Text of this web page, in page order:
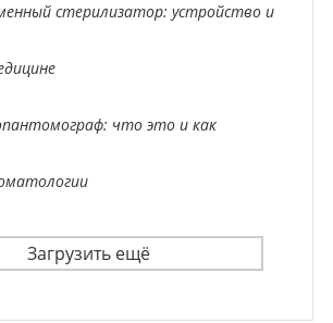
стерилизатор: устройство и
что это и как
Загрузить ещё